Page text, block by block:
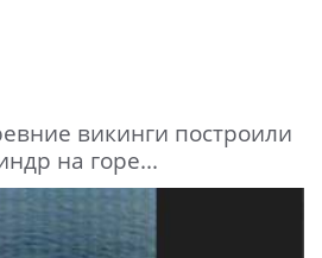
викинги построили
на горе...